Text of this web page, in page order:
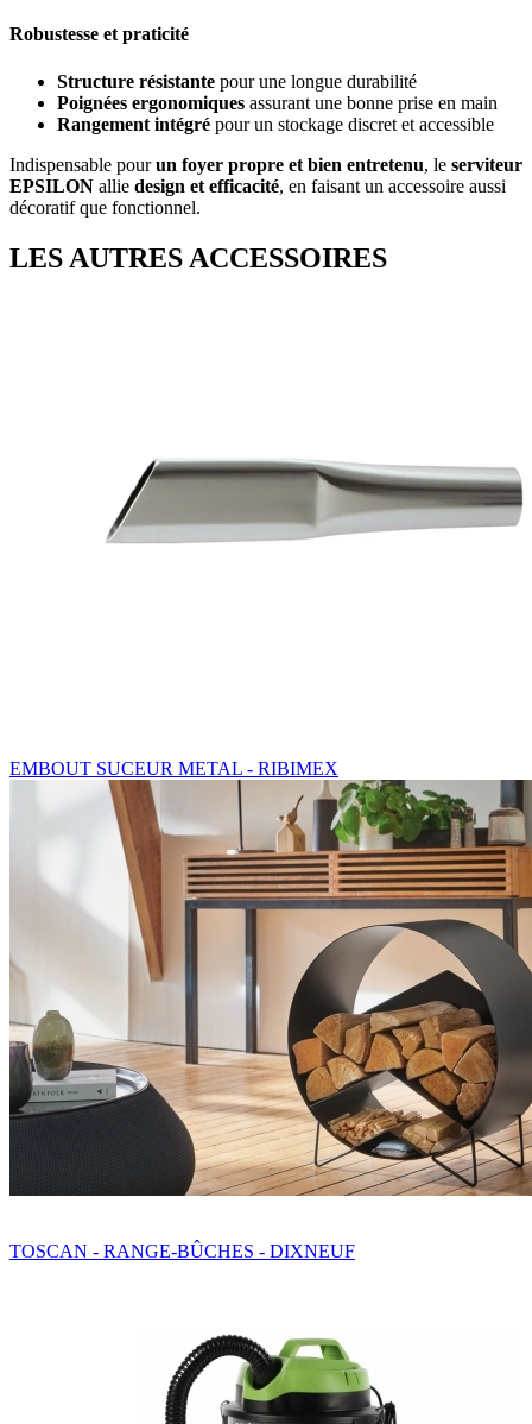
Robustesse et praticité
Structure résistante pour une longue durabilité
Poignées ergonomiques assurant une bonne prise en main
Rangement intégré pour un stockage discret et accessible
Indispensable pourun foyer propre et bien entretenu, le serviteur
EPSILON allie design et efficacité, en faisant un accessoire aussi
décoratif que fonctionnel.
LES AUTRES ACCESSOIRES
EMBOUT SUCEUR METAL - RIBIMEX
TOSCAN - RANGE-BÛCHES - DIXNEUF